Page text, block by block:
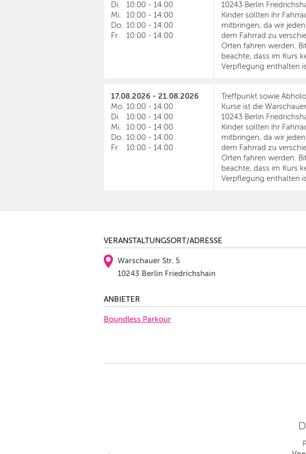
Di.
10:00 - 14:00
Mi.
10:00 - 14:00
Do.
10:00 - 14:00
Fr.
10:00 - 14:00
10243 Berlin
Kinder sollten ihr
mitbringen, da wir
dem Fahrrad zu
Orten fahren werden.
beachte, dass im Kurs
Verpflegung enthalten
17.08.2026 - 21.08.2026
Mo. 10:00 - 14:00
Di.
10:00 - 14:00
Mi.
10:00 - 14:00
Do.
10:00 - 14:00
Fr.
10:00 - 14:00
Treffpunkt sowie
Kurse ist die
10243 Berlin
Kinder sollten ihr
mitbringen, da wir
dem Fahrrad zu
Orten fahren werden.
beachte, dass im Kurs
Verpflegung enthalten
VERANSTALTUNGSORT/ADRESSE
Warschauer Str. 5
10243 Berlin Friedrichshain
ANBIETER
Boundless Parkour